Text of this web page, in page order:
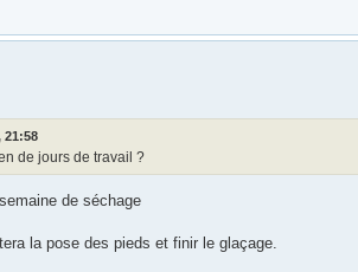
21:58
de jours de travail ?
de séchage
la pose des pieds et finir le glaçage.